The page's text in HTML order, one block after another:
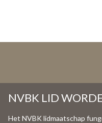
NVBK LID
Het NVBK lidmaatschap